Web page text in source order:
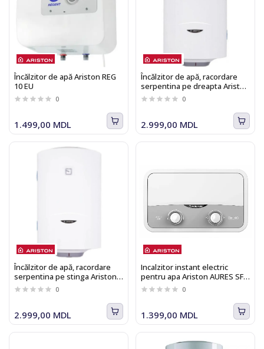
Încălzitor de apă Ariston REG
10 EU
0
1.499,00 MDL
Încălzitor de apă, racordare
serpentina pe dreapta Ariston
PRO 1 R
0
2.999,00 MDL
Încălzitor de apă, racordare
serpentina pe stinga Ariston
PRO 1 R
0
2.999,00 MDL
Incalzitor instant electric
pentru apa Ariston AURES SF
5.5 COM EU ( 3302444 )
0
1.399,00 MDL